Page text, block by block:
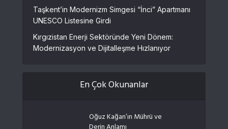
Taşkent’in Modernizm Simgesi “İnci” Apartmanı
UNESCO Listesine Girdi
Kırgızistan Enerji Sektöründe Yeni Dönem:
Modernizasyon ve Dijitalleşme Hızlanıyor
En Çok Okunanlar
Oğuz Kağan’ın Mührü ve